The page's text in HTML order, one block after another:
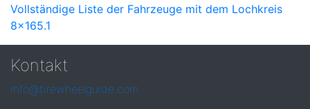
Vollständige Liste der Fahrzeuge mit dem Lochkreis
8x165.1
Kontakt
info@tirewheelguide.com